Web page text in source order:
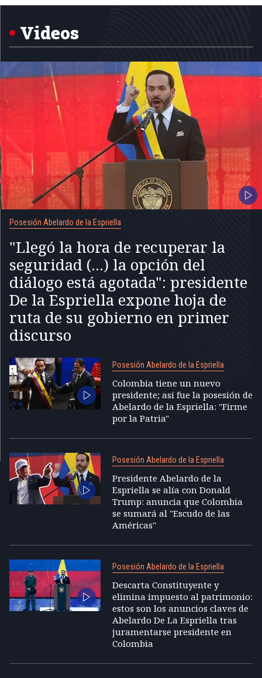
5
Videos
Posesión Abelardo de la Espriella
"Llegó la hora de recuperar la
seguridad (...) la opción del
diálogo está agotada": presidente
De la Espriella expone hoja de
ruta de su gobierno en primer
discurso
Posesión Abelardo de la Espriella
Colombia tiene un nuevo
presidente; así fue la posesión de
Abelardo de la Espriella: "Firme
por la Patria"
Posesión Abelardo de la Espriella
Presidente Abelardo de la
Espriella se alía con Donald
Trump: anuncia que Colombia
se sumará al "Escudo de las
Américas"
Posesión Abelardo de la Espriella
Descarta Constituyente y
elimina impuesto al patrimonio:
estos son los anuncios claves de
Abelardo De La Espriella tras
juramentarse presidente en
Colombia